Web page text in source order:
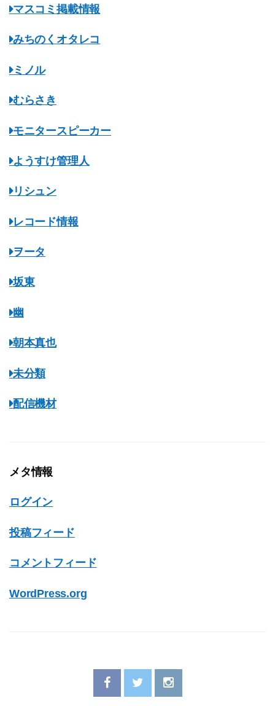
マスコミ掲載情報
みちのくオタレコ
ミノル
むらさき
モニタースピーカー
ようすけ管理人
リシュン
レコード情報
ヲータ
坂東
幽
朝本真也
未分類
配信機材
メタ情報
ログイン
投稿フィード
コメントフィード
WordPress.org